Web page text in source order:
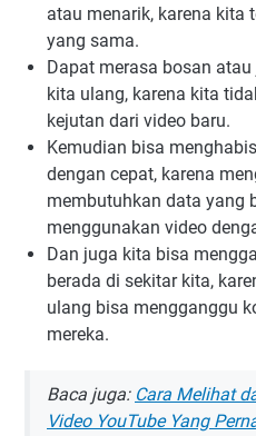
atau menarik, karena kita
yang sama.
Dapat merasa bosan
kita ulang, karena kita
kejutan dari video baru.
Kemudian bisa
dengan cepat, karena
membutuhkan data yang
menggunakan video
Dan juga kita bisa
berada di sekitar kita,
ulang bisa mengganggu
mereka.
Baca juga: Cara Melihat
Video YouTube Yang